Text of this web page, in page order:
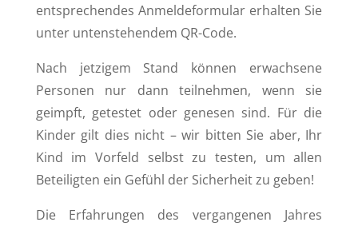
entsprechendes Anmeldeformular erhalten Sie
unter untenstehendem QR-Code.
Nach jetzigem Stand können erwachsene
Personen nur dann teilnehmen, wenn sie
geimpft, getestet oder genesen sind. Für die
Kinder gilt dies nicht – wir bitten Sie aber, Ihr
Kind im Vorfeld selbst zu testen, um allen
Beteiligten ein Gefühl der Sicherheit zu geben!
Die Erfahrungen des vergangenen Jahres